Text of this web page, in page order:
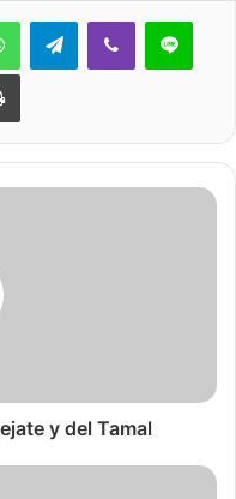
WhatsAppTelegramViber Line
Print
y del Tamal